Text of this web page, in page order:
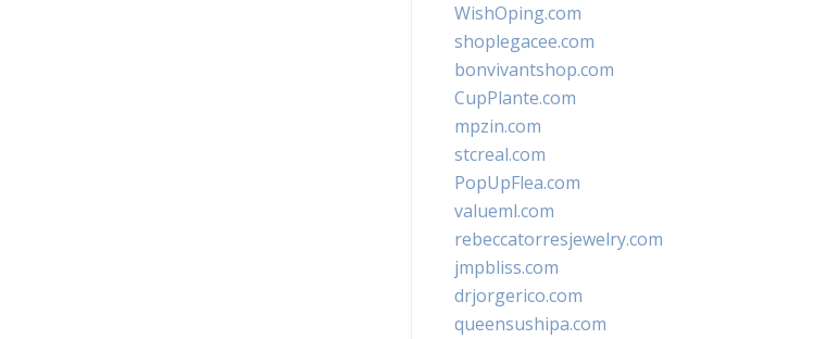
WishOping.com
shoplegacee.com
bonvivantshop.com
CupPlante.com
mpzin.com
stcreal.com
PopUpFlea.com
valueml.com
rebeccatorresjewelry.com
jmpbliss.com
drjorgerico.com
queensushipa.com